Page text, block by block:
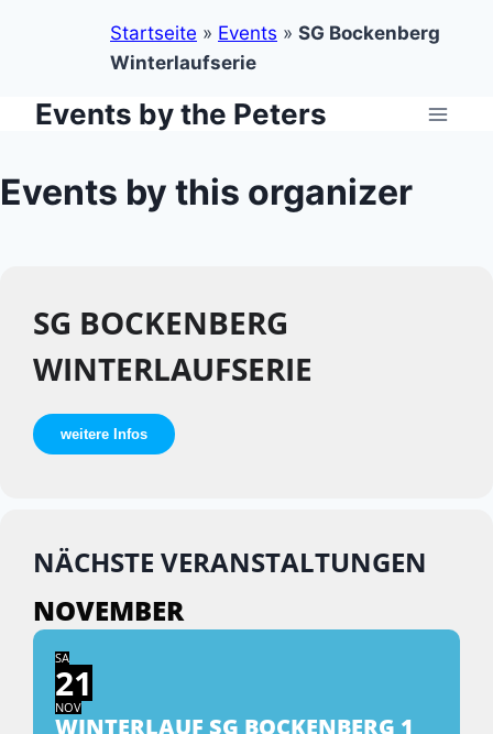
Startseite » Events » SG Bockenberg
Winterlaufserie
ZumEvents by the Peters
Events by this organizer
SG BOCKENBERG
WINTERLAUFSERIE
weitere Infos
NÄCHSTE VERANSTALTUNGEN
NOVEMBER
SA
21
NOV
WINTERLAUF SG BOCKENBERG 1